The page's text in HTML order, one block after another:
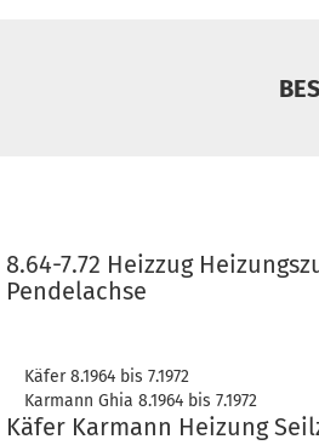
8.64-7.72 Heizzug
Pendelachse
Käfer 8.1964 bis 7.1972
Karmann Ghia 8.1964 bis 7.1972
Käfer Karmann Heizung